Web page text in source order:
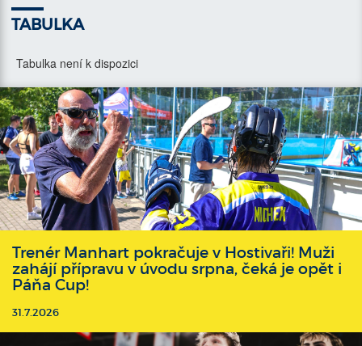
TABULKA
Tabulka není k dispozici
Trenér Manhart pokračuje v Hostivaři! Muži
zahájí přípravu v úvodu srpna, čeká je opět i
Páňa Cup!
31.7.2026